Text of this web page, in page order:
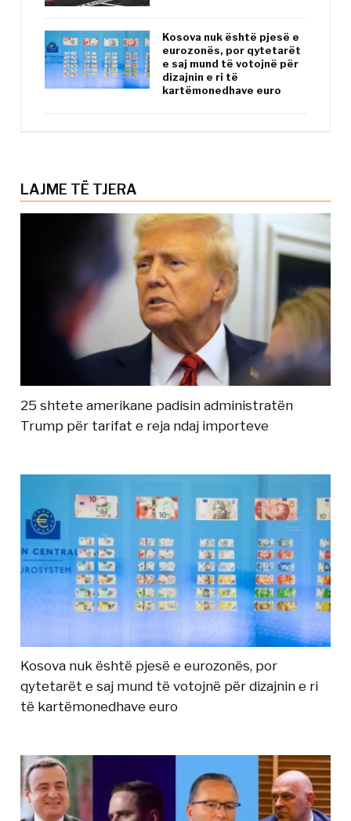
Kosova nuk është pjesë e
eurozonës, por qytetarët
e saj mund të votojnë për
dizajnin e ri të
kartëmonedhave euro
LAJME TË TJERA
25 shtete amerikane padisin administratën
Trump për tarifat e reja ndaj importeve
Kosova nuk është pjesë e eurozonës, por
qytetarët e saj mund të votojnë për dizajnin e ri
të kartëmonedhave euro